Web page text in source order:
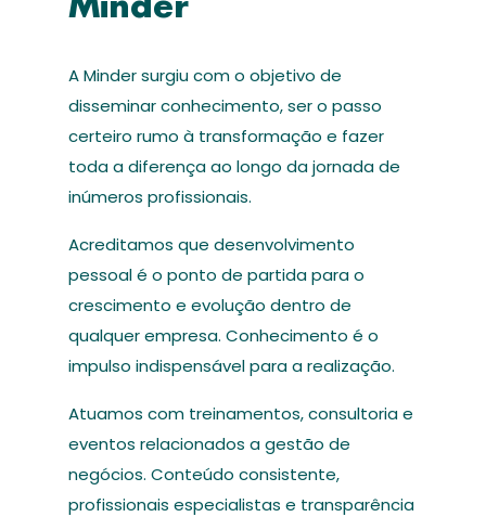
Minder
A Minder surgiu com o objetivo de
disseminar conhecimento, ser o passo
certeiro rumo à transformação e fazer
toda a diferença ao longo da jornada de
inúmeros profissionais.
Acreditamos que desenvolvimento
pessoal é o ponto de partida para o
crescimento e evolução dentro de
qualquer empresa. Conhecimento é o
impulso indispensável para a realização.
Atuamos com treinamentos, consultoria e
eventos relacionados a gestão de
negócios. Conteúdo consistente,
profissionais especialistas e transparência